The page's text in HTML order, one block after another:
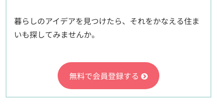
暮らしのアイデアを見つけたら、それをかなえる住ま
いも探してみませんか。
無料で会員登録する